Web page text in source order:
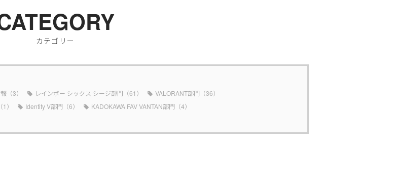
カテゴリー
（3） レインボー シックス シージ部門（61）
VALORANT部門（36）
） Identity V部門（6） KADOKAWA FAV VANTAN部門（4）